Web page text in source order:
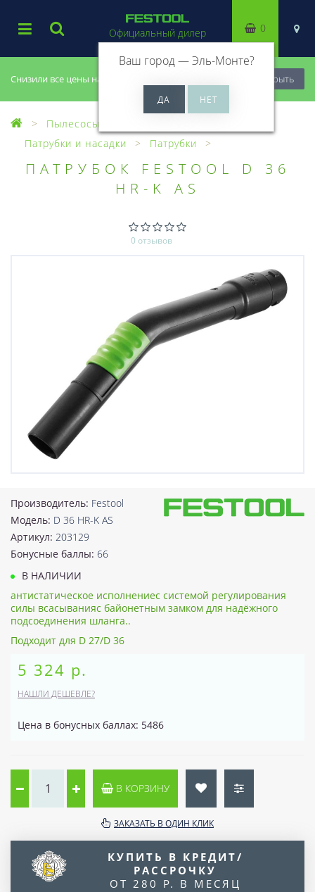
Снизили все цены на 20%, успей купить! Закрыть
Официальный дилер
Ваш город —Эль-Монте?
0
Пылесосы
Патрубки и насадки
Патрубки
ПАТРУБОК FESTOOL D 36
HR-K AS
0 отзывов
Производитель: Festool
Модель: D 36 HR-K AS
Артикул: 203129
Бонусные баллы: 66
В НАЛИЧИИ
антистатическое исполнениес системой регулирования
силы всасыванияс байонетным замком для надёжного
подсоединения шланга..
Подходит для D 27/D 36
5 324 р.
НАШЛИ ДЕШЕВЛЕ?
Цена в бонусных баллах: 5486
В КОРЗИНУ
ЗАКАЗАТЬ В ОДИН КЛИК
КУПИТЬ В КРЕДИТ/
РАССРОЧКУ
ОТ 280 Р. В МЕСЯЦ